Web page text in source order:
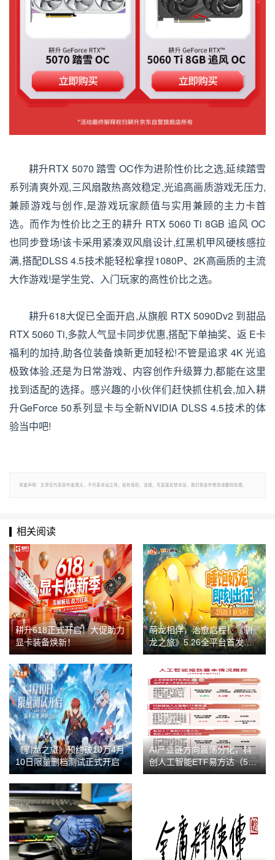
耕升RTX 5070 踏雪 OC作为进阶性价比之选,延续踏雪
系列清爽外观,三风扇散热高效稳定,光追高画质游戏无压力,
兼顾游戏与创作,是游戏玩家颜值与实用兼顾的主力卡首
选。而作为性价比之王的耕升 RTX 5060 Ti 8GB 追风 OC
也同步登场!该卡采用紧凑双风扇设计,红黑机甲风硬核感拉
满,搭配DLSS 4.5技术能轻松拿捏1080P、2K高画质的主流
大作游戏!是学生党、入门玩家的高性价比之选。
耕升618大促已全面开启,从旗舰 RTX 5090Dv2 到甜品
RTX 5060 Ti,多款人气显卡同步优惠,搭配下单抽奖、返 E卡
福利的加持,助各位装备焕新更加轻松!不管是追求 4K 光追
极致体验,还是为日常游戏、内容创作升级算力,都能在这里
找到适配的选择。感兴趣的小伙伴们赶快抓住机会,加入耕
升GeForce 50系列显卡与全新NVIDIA DLSS 4.5技术的体
验当中吧!
郑重声明：文章仅代表原作者观点，不代表本站立场；如有侵权、违规，可直接反馈本站，我们将会作修改或删除处理。
相关阅读
耕升618正式开启！大促助力
显卡装备焕新！
萌龙相伴，治愈启程！《驯
龙之旅》5.26全平台首发，
国民IP奶龙重磅联动
《驯龙之旅》预约破10万4月
10日限量删档测试正式开启
AI产业链方向震荡分化，科
创人工智能ETF易方达（588
730）标的指数涨近2%